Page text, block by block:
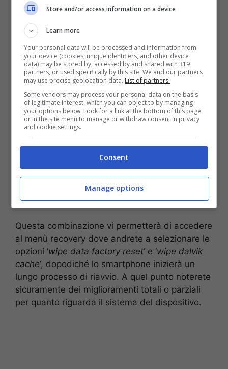
La prima cosa da fare per rendere più veloce il
vostro cellulare è quella di spegnerlo per poi
rimuovere al suo interno eventualischede SDe
. Successivamente va riacceso tenendo
premutiPower+Volume in alto.
Questa combinazione vi permetterà di accedere
al menù recovery dove andrete a selezionare le
opzioni ‘wipe data factory reset‘ e ‘wipe dalvik
cache‘, dopodiché lo smartphone inizierà un
lungo processo di riavvio. A quel punto noterete
sicuramente dei miglioramenti totali o parziali
per quanto riguarda il sistema del dispositivo.
Store and/or access information on a device
Learn more
Your personal data will be processed and information from
your device (cookies, unique identifiers, and other device
data) may be stored by, accessed by and shared with 319
partners, or used specifically by this site. We and our partners
may use precise geolocation data. List of partners.
Some vendors may process your personal data on the basis
of legitimate interest, which you can object to by managing
your options below. Look for a link at the bottom of this page
or in the site menu to manage or withdraw consent in privacy
and cookie settings.
Consent
Manage options